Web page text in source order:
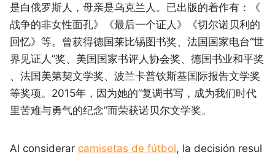
是白俄罗斯人，母亲是乌克兰人。已出版的着作有：《
战争的非女性面孔》《最后一个证人》《切尔诺贝利的
回忆》等。曾获得德国莱比锡图书奖、法国国家电台“世
界见证人”奖、美国国家书评人协会奖、德国书业和平奖
、法国美第契文学奖、波兰卡普钦斯基国际报告文学奖
等奖项。2015年，因为她的“复调书写，成为我们时代
里苦难与勇气的纪念”而荣获诺贝尔文学奖。
Al considerar camisetas de fútbol, la decisión resul